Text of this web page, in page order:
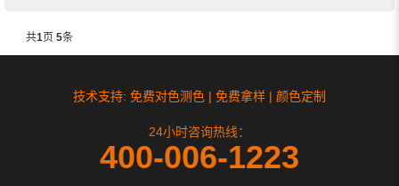
共1页 5条
技术支持: 免费对色测色 | 免费拿样 | 颜色定制
24小时咨询热线：
400-006-1223